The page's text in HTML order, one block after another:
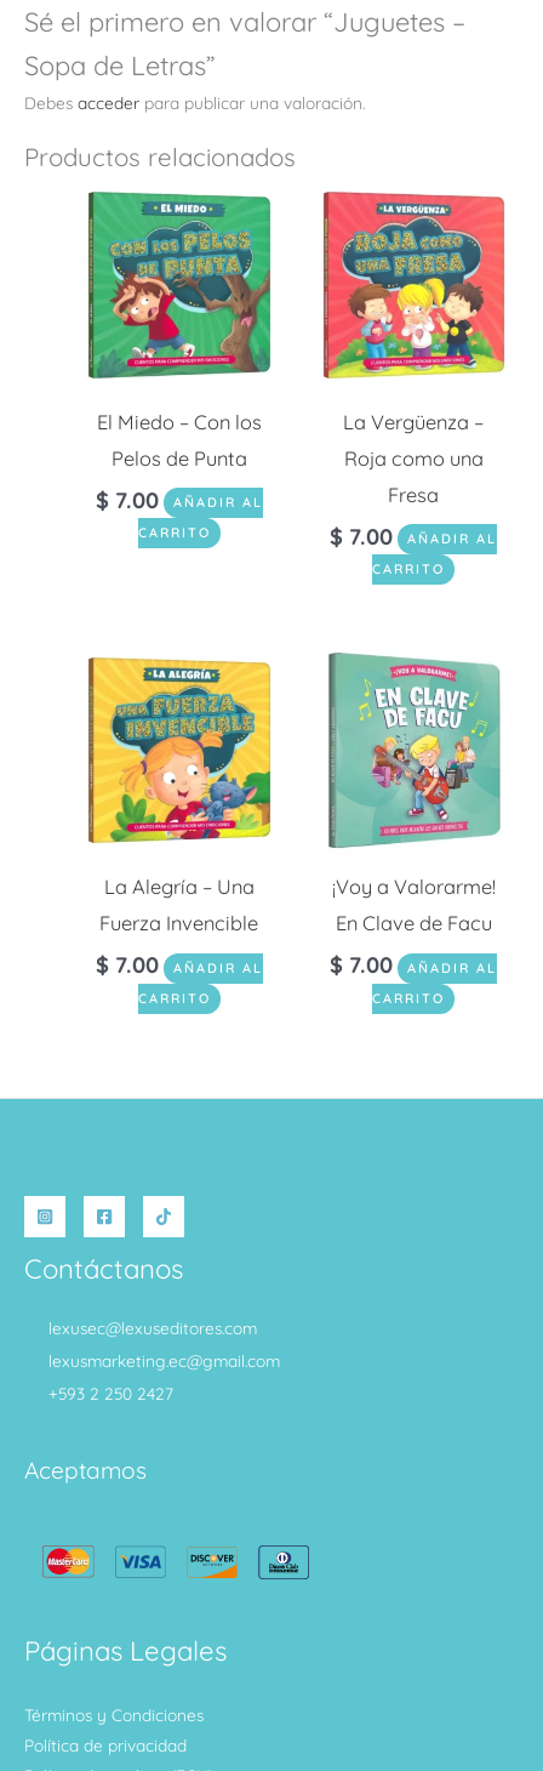
Sé el primero en valorar “Juguetes –
Sopa de Letras”
Debes acceder para publicar una valoración.
Productos relacionados
El Miedo – Con los
Pelos de Punta
$ 7.00
AÑADIR AL
CARRITO
La Vergüenza –
Roja como una
Fresa
$ 7.00
AÑADIR AL
CARRITO
La Alegría – Una
Fuerza Invencible
$ 7.00
AÑADIR AL
CARRITO
¡Voy a Valorarme!
En Clave de Facu
$ 7.00
AÑADIR AL
CARRITO
Contáctanos
lexusec@lexuseditores.com
lexusmarketing.ec@gmail.com
+593 2 250 2427
Aceptamos
Páginas Legales
Términos y Condiciones
Política de privacidad